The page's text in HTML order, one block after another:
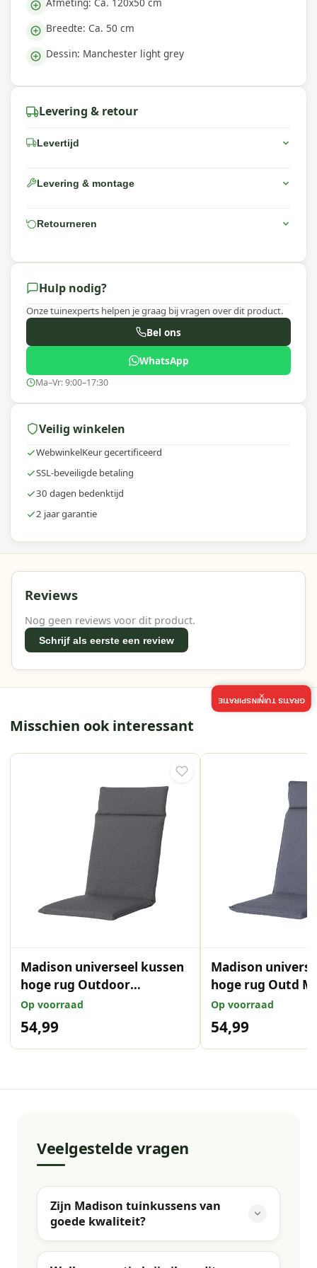
Breedte: Ca. 50 cm
Dessin: Manchester light grey
Levering & retour
Levertijd
Levering & montage
Retourneren
Hulp nodig?
Onze tuinexperts helpen je graag bij vragen over dit product.
Bel ons
WhatsApp
Ma–Vr: 9:00–17:30
Veilig winkelen
WebwinkelKeur gecertificeerd
SSL-beveiligde betaling
30 dagen bedenktijd
2 jaar garantie
Reviews
Nog geen reviews voor dit product.
Schrijf als eerste een review
Misschien ook interessant
Madison universeel kussen
hoge rug Outdoor
Manchester grey 120x50
cm
Op voorraad
54,99
Madison
hoge rug Outd
denim grey
Op voorraad
54,99
Veelgestelde vragen
Zijn Madison tuinkussens van
goede kwaliteit?
GRATIS TUININSPIRATIE
×